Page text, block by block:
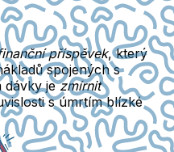
příspěvek, který
spojených s
dávky jezmírnit
s úmrtím blízké